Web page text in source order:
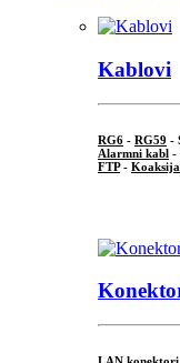
Kablovi
RG6 - RG59 -
Alarmni kabl -
FTP-